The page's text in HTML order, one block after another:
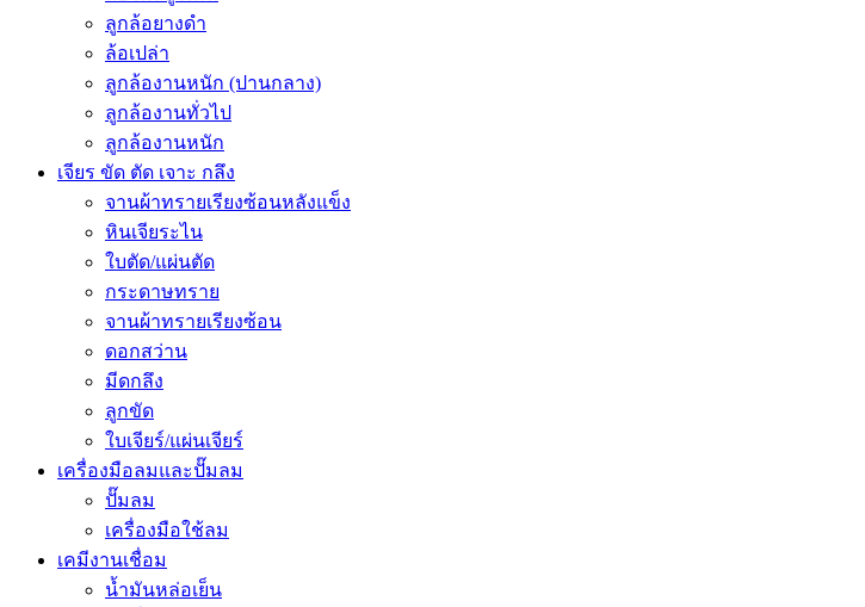
ลูกล้อยางดำ
ล้อเปล่า
ลูกล้องานหนัก (ปานกลาง)
ลูกล้องานทั่วไป
ลูกล้องานหนัก
เจียร ขัด ตัด เจาะ กลึง
จานผ้าทรายเรียงซ้อนหลังแข็ง
หินเจียระไน
ใบตัด/แผ่นตัด
กระดาษทราย
จานผ้าทรายเรียงซ้อน
ดอกสว่าน
มีดกลึง
ลูกขัด
ใบเจียร์/แผ่นเจียร์
เครื่องมือลมและปั๊มลม
ปั๊มลม
เครื่องมือใช้ลม
เคมีงานเชื่อม
น้ำมันหล่อเย็น